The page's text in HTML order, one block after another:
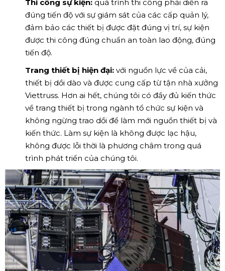
Thi công sự kiện: quá trình thi công phải diễn ra
đúng tiến độ với sự giám sát của các cấp quản lý,
đảm bảo các thiết bị được đặt đúng vị trí, sự kiện
được thi công đúng chuẩn an toàn lao động, đúng
tiến độ.
Trang thiết bị hiện đại: với nguồn lực về của cải,
thiết bị dồi dào và được cung cấp từ tận nhà xưởng
Viettruss. Hơn ai hết, chúng tôi có đầy đủ kiến thức
về trang thiết bị trong ngành tổ chức sự kiện và
không ngừng trao dồi để làm mới nguồn thiết bị và
kiến thức. Làm sự kiện là không được lạc hậu,
không được lỗi thời là phương châm trong quá
trình phát triển của chúng tôi.